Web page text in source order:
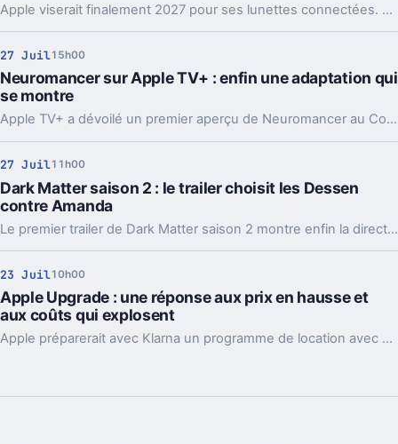
Apple viserait finalement 2027 pour ses lunettes connectées. Le vrai défi n’est pas seulement technique, il touche de front la vie privée.
27 Juil15h00
Neuromancer sur Apple TV+ : enfin une adaptation qui
se montre
Apple TV+ a dévoilé un premier aperçu de Neuromancer au Comic-Con. Un signal fort pour une œuvre longtemps jugée impossible à adapter.
27 Juil11h00
Dark Matter saison 2 : le trailer choisit les Dessen
contre Amanda
Le premier trailer de Dark Matter saison 2 montre enfin la direction choisie par Apple TV : prolonger l’histoire des Dessen, et laisser Amanda de côté.
23 Juil10h00
Apple Upgrade : une réponse aux prix en hausse et
aux coûts qui explosent
Apple préparerait avec Klarna un programme de location avec option d’achat pour plusieurs appareils. Un virage logique, au moment où les prix montent.